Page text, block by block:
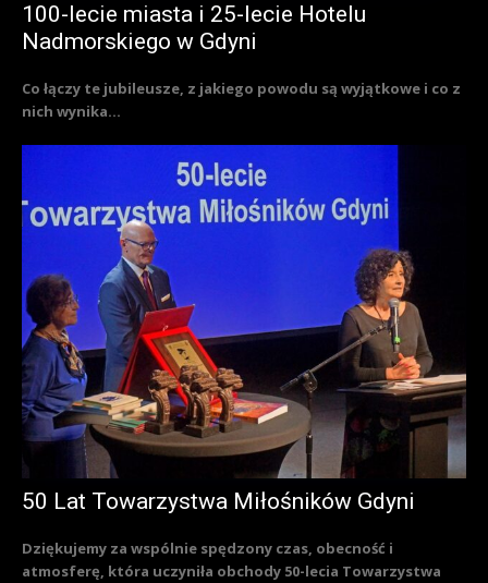
100-lecie miasta i 25-lecie Hotelu
Nadmorskiego w Gdyni
Co łączy te jubileusze, z jakiego powodu są wyjątkowe i co z
nich wynika...
50 Lat Towarzystwa Miłośników Gdyni
Dziękujemy za wspólnie spędzony czas, obecność i
atmosferę, która uczyniła obchody 50-lecia Towarzystwa